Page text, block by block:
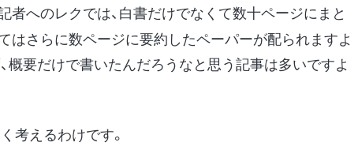
者へのレクでは、白書だけでなくて数十ページにまと
はさらに数ページに要約したペーパーが配られますよ
概要だけで書いたんだろうなと思う記事は多いですよ
考えるわけです。